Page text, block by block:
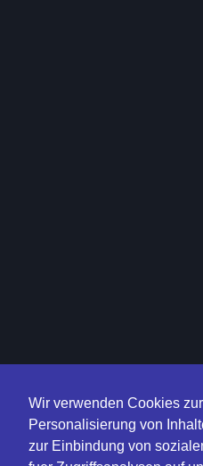
Wir verwenden Cookies zur
Personalisierung von
zur Einbindung von